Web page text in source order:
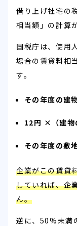
借り上げ社宅の
相当額」の計算
国税庁は、使用
場合の賃貸料相
す。
その年度の建
12円 ×（建物
その年度の敷
企業がこの賃貸
していれば、企
ん。
逆に、50%未満